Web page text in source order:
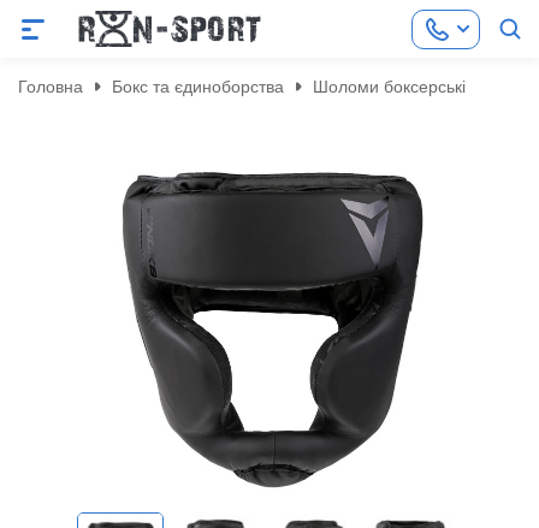
Головна Бокс та єдиноборства Шоломи боксерські